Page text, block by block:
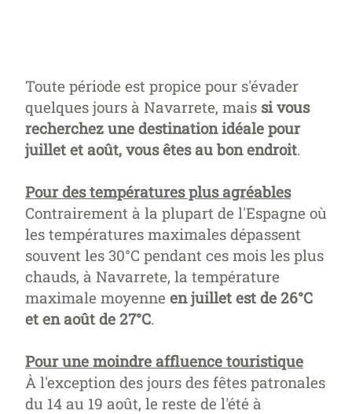
Toute période est propice pour s'évader
quelques jours à Navarrete, mais si vous
recherchez une destination idéale pour
juillet et août, vous êtes au bon endroit.
Pour des températures plus agréables
Contrairement à la plupart de l'Espagne où
les températures maximales dépassent
souvent les 30°C pendant ces mois les plus
chauds, à Navarrete, la température
maximale moyenne en juillet est de 26°C
et en août de 27°C.
Pour une moindre affluence touristique
À l'exception des jours des fêtes patronales
du 14 au 19 août, le reste de l'été à